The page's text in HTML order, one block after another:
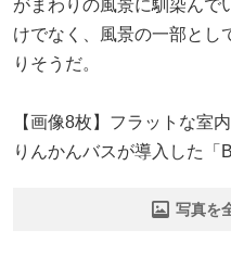
がまわりの風景に馴染んで
けでなく、風景の一部とし
りそうだ。
【画像8枚】フラットな室
りんかんバスが導入した「
写真を